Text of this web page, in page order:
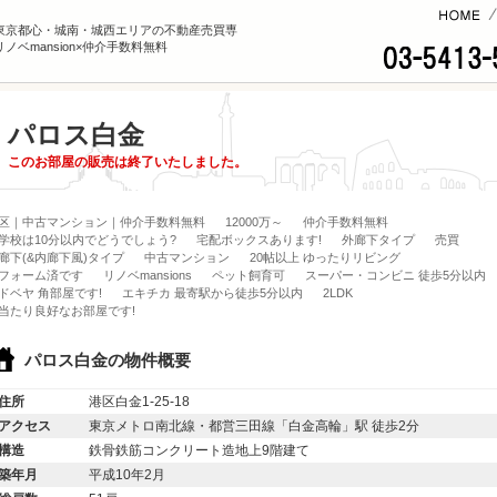
京都心・城南・城西エリアの不動産売買専
ノベmansion×仲介手数料無料
コンテンツ
パロス白金
このお部屋の販売は終了いたしました。
｜中古マンション｜仲介手数料無料 12000万～
仲介手数料無料
校は10分以内でどうでしょう?
宅配ボックスあります! 外廊下タイプ
売買
下(&内廊下風)タイプ
中古マンション
20帖以上 ゆったりリビング
ォーム済です
リノベmansions ペット飼育可
スーパー・コンビニ 徒歩5分以内
ベヤ 角部屋です!
エキチカ 最寄駅から徒歩5分以内
2LDK
たり良好なお部屋です!
パロス白金の物件概要
所
港区白金1-25-18
クセス
東京メトロ南北線・都営三田線「白金高輪」駅 徒歩2分
造
鉄骨鉄筋コンクリート造地上9階建て
年月
平成10年2月